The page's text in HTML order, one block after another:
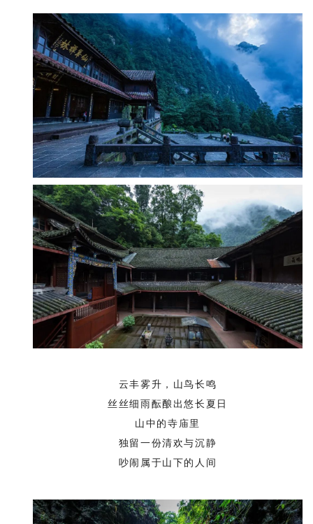
云丰雾升，山鸟长鸣
丝丝细雨酝酿出悠长夏日
山中的寺庙里
独留一份清欢与沉静
吵闹属于山下的人间